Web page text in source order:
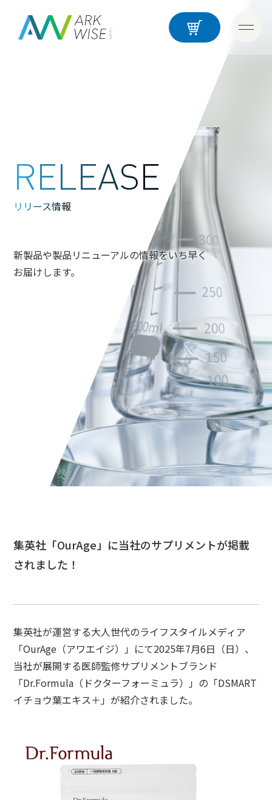
RELEASE
リリース情報
新製品や製品リニューアルの情報をいち早く
お届けします。
集英社「OurAge」に当社のサプリメントが掲載
されました！
集英社が運営する大人世代のライフスタイルメディア
「OurAge（アワエイジ）」にて2025年7月6日（日）、
当社が展開する医師監修サプリメントブランド
「Dr.Formula（ドクターフォーミュラ）」の「DSMART
イチョウ葉エキス＋」が紹介されました。